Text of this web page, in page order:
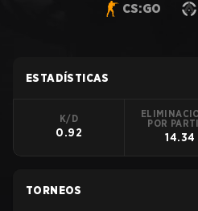
CS:GO
ESTADÍSTICAS
K/D
0.92
POR
14.34
TORNEOS